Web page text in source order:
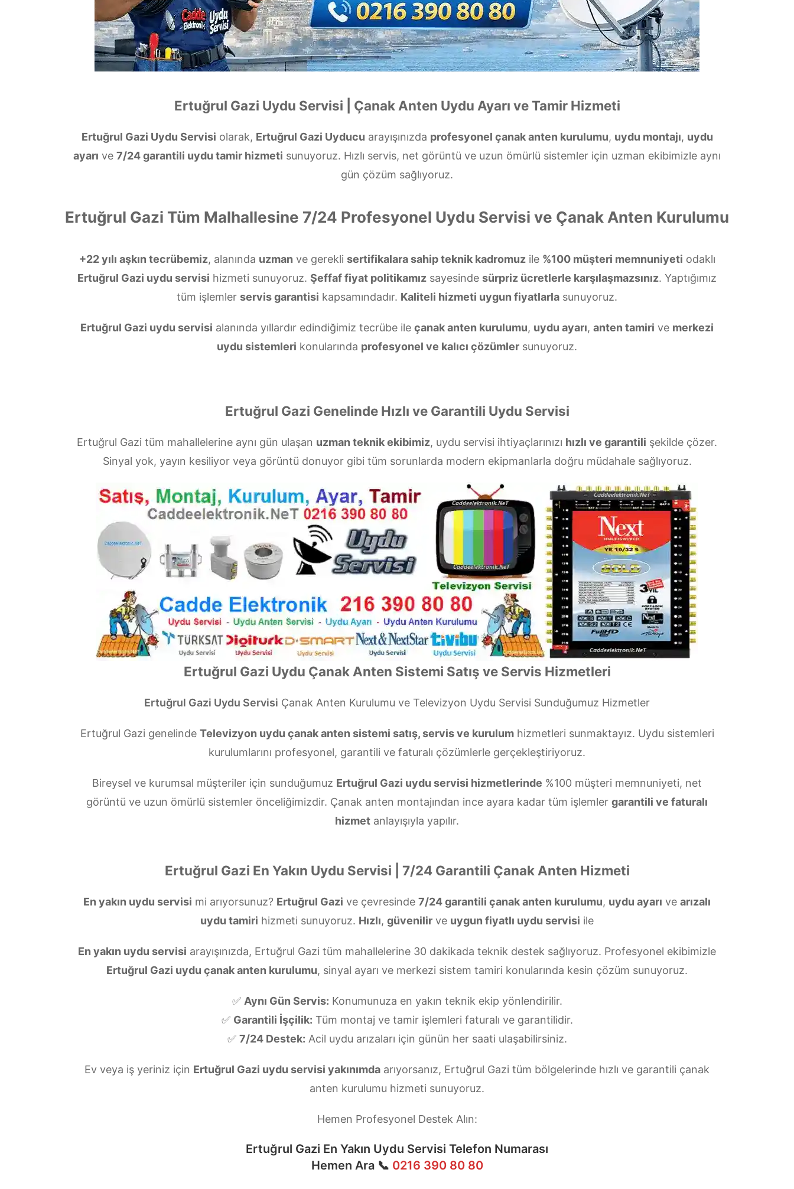
Ertuğrul Gazi Uydu Servisi | Çanak Anten Uydu Ayarı ve Tamir Hizmeti
Ertuğrul Gazi Uydu Servisi olarak, Ertuğrul Gazi Uyducu arayışınızda profesyonel çanak anten kurulumu, uydu montajı, uydu
ayarı ve 7/24 garantili uydu tamir hizmeti sunuyoruz. Hızlı servis, net görüntü ve uzun ömürlü sistemler için uzman ekibimizle aynı
gün çözüm sağlıyoruz.
Ertuğrul Gazi Tüm Malhallesine 7/24 Profesyonel Uydu Servisi ve Çanak Anten Kurulumu
+22 yılı aşkın tecrübemiz, alanında uzman ve gerekli sertifikalara sahip teknik kadromuzile %100 müşteri memnuniyeti odaklı
Ertuğrul Gazi uydu servisi hizmeti sunuyoruz. Şeffaf fiyat politikamız sayesinde sürpriz ücretlerle karşılaşmazsınız. Yaptığımız
tüm işlemler servis garantisi kapsamındadır. Kaliteli hizmeti uygun fiyatlarla sunuyoruz.
Ertuğrul Gazi uydu servisi alanında yıllardır edindiğimiz tecrübe ile çanak anten kurulumu, uydu ayarı, anten tamiri ve merkezi
uydu sistemleri konularında profesyonel ve kalıcı çözümler sunuyoruz.
Ertuğrul Gazi Genelinde Hızlı ve Garantili Uydu Servisi
Ertuğrul Gazi tüm mahallelerine aynı gün ulaşan uzman teknik ekibimiz, uydu servisi ihtiyaçlarınızı hızlı ve garantili şekilde çözer.
Sinyal yok, yayın kesiliyor veya görüntü donuyor gibi tüm sorunlarda modern ekipmanlarla doğru müdahale sağlıyoruz.
Ertuğrul Gazi Uydu Çanak Anten Sistemi Satış ve Servis Hizmetleri
Ertuğrul Gazi Uydu Servisi Çanak Anten Kurulumu ve Televizyon Uydu Servisi Sunduğumuz Hizmetler
Ertuğrul Gazi genelinde Televizyon uydu çanak anten sistemi satış, servis ve kurulumhizmetleri sunmaktayız. Uydu sistemleri
kurulumlarını profesyonel, garantili ve faturalı çözümlerle gerçekleştiriyoruz.
Bireysel ve kurumsal müşteriler için sunduğumuz Ertuğrul Gazi uydu servisi hizmetlerinde %100 müşteri memnuniyeti, net
görüntü ve uzun ömürlü sistemler önceliğimizdir. Çanak anten montajından ince ayara kadar tüm işlemler garantili ve faturalı
hizmet anlayışıyla yapılır.
Ertuğrul Gazi En Yakın Uydu Servisi | 7/24 Garantili Çanak Anten Hizmeti
En yakın uydu servisi mi arıyorsunuz? Ertuğrul Gazi ve çevresinde 7/24 garantili çanak anten kurulumu, uydu ayarı ve arızalı
uydu tamiri hizmeti sunuyoruz. Hızlı, güvenilir ve uygun fiyatlı uydu servisi ile
En yakın uydu servisi arayışınızda, Ertuğrul Gazi tüm mahallelerine 30 dakikada teknik destek sağlıyoruz. Profesyonel ekibimizle
Ertuğrul Gazi uydu çanak anten kurulumu, sinyal ayarı ve merkezi sistem tamiri konularında kesin çözüm sunuyoruz.
✅ Aynı Gün Servis: Konumunuza en yakın teknik ekip yönlendirilir.
✅ Garantili İşçilik: Tüm montaj ve tamir işlemleri faturalı ve garantilidir.
✅ 7/24 Destek: Acil uydu arızaları için günün her saati ulaşabilirsiniz.
Ev veya iş yeriniz için Ertuğrul Gazi uydu servisi yakınımda arıyorsanız, Ertuğrul Gazi tüm bölgelerinde hızlı ve garantili çanak
anten kurulumu hizmeti sunuyoruz.
Hemen Profesyonel Destek Alın:
Ertuğrul Gazi En Yakın Uydu Servisi Telefon Numarası
Hemen Ara 📞 0216 390 80 80